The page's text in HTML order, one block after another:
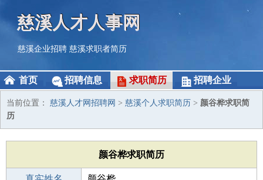
慈溪人才人事网
慈溪企业招聘 慈溪求职者简历
首页 招聘信息 求职简历 招聘企业
当前位置： 慈溪人才网招聘网 > 慈溪个人求职简历 > 颜谷桦求职简
历
颜谷桦求职简历